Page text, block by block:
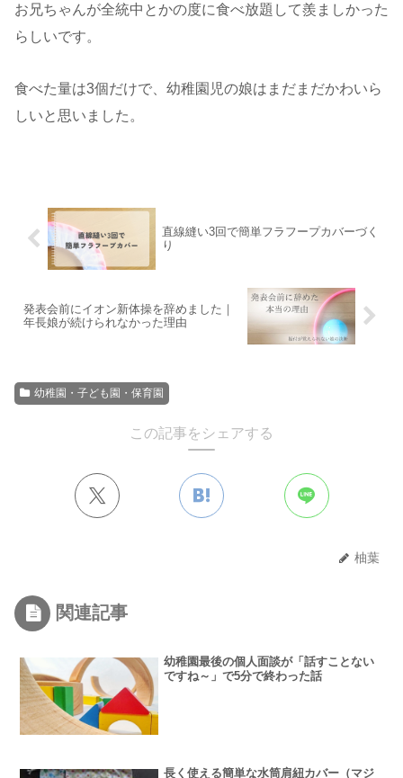
お兄ちゃんが全統中とかの度に食べ放題して羨ましかった
らしいです。
食べた量は3個だけで、幼稚園児の娘はまだまだかわいら
しいと思いました。
直線縫い3回で簡単フラフープカバーづく
り
発表会前にイオン新体操を辞めました｜
年長娘が続けられなかった理由
幼稚園・子ども園・保育園
この記事をシェアする
柚葉
関連記事
幼稚園最後の個人面談が「話すことない
ですね～」で5分で終わった話
長く使える簡単な水筒肩紐カバー（マジ